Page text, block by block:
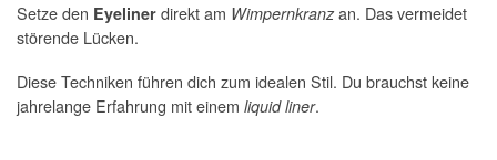
Setze den Eyeliner direkt am Wimpernkranzan. Das vermeidet
störende Lücken.
Diese Techniken führen dich zum idealen Stil. Du brauchst keine
jahrelange Erfahrung mit einem liquid liner.